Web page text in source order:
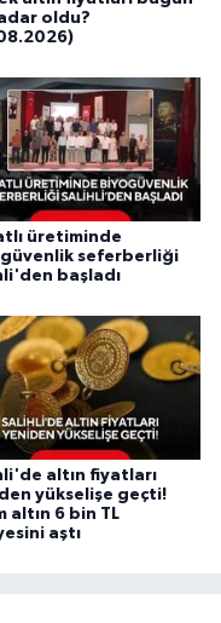
oldu?
üretiminde
seferberliği
başladı
altın fiyatları
yükselişe geçti!
altın 6 bin TL
aştı